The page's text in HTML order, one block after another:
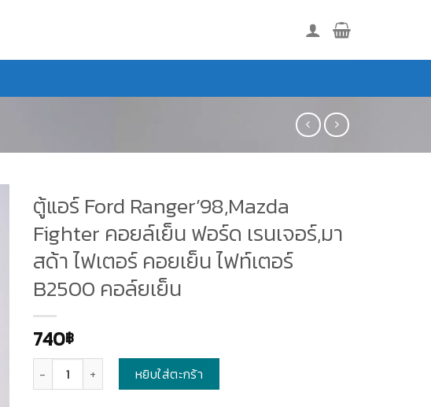
ตู้แอร์ Ford Ranger’98,Mazda
Fighter คอยล์เย็น ฟอร์ด เรนเจอร์,มา
สด้า ไฟเตอร์ คอยเย็น ไฟท์เตอร์
B2500 คอล์ยเย็น
740฿
หยิบใส่ตะกร้า